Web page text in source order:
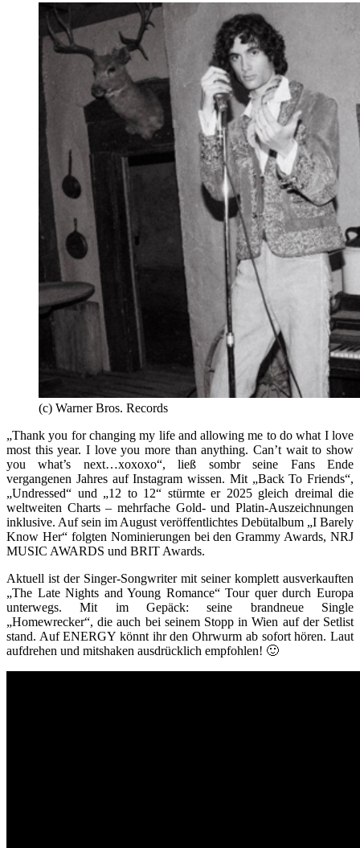
(c) Warner Bros. Records
„Thank you for changing my life and allowing me to do what I love
most this year. I love you more than anything. Can’t wait to show
you what’s next…xoxoxo“, ließ sombr seine Fans Ende
vergangenen Jahres auf Instagram wissen. Mit „Back To Friends“,
„Undressed“ und „12 to 12“ stürmte er 2025 gleich dreimal die
weltweiten Charts – mehrfache Gold- und Platin-Auszeichnungen
inklusive. Auf sein im August veröffentlichtes Debütalbum „I Barely
Know Her“ folgten Nominierungen bei den Grammy Awards, NRJ
MUSIC AWARDS und BRIT Awards.
Aktuell ist der Singer-Songwriter mit seiner komplett ausverkauften
„The Late Nights and Young Romance“ Tour quer durch Europa
unterwegs. Mit im Gepäck: seine brandneue Single
„Homewrecker“, die auch bei seinem Stopp in Wien auf der Setlist
stand. Auf ENERGY könnt ihr den Ohrwurm ab sofort hören. Laut
aufdrehen und mitshaken ausdrücklich empfohlen! 🙂